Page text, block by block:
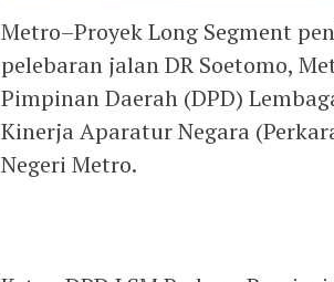
Metro–Proyek Long Segment
pelebaran jalan DR Soetomo,
Pimpinan Daerah (DPD)
Kinerja Aparatur Negara
Negeri Metro.